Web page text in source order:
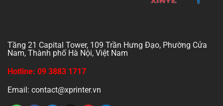
Tầng 21 Capital Tower, 109 Trần Hưng Đạo, Phường Cửa
Nam, Thành phố Hà Nội, Việt Nam
Hotline: 09 3883 1717
Email: contact@xprinter.vn